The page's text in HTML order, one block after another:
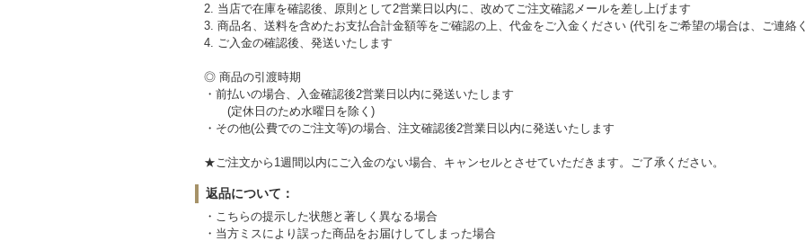
2. 当店で在庫を確認後、原則として2営業日以内に、改めてご注文確認メールを差し上げます
3. 商品名、送料を含めたお支払合計金額等をご確認の上、代金をご入金ください (代引をご希望の場合は、ご連絡
4. ご入金の確認後、発送いたします
◎ 商品の引渡時期
・前払いの場合、入金確認後2営業日以内に発送いたします
(定休日のため水曜日を除く)
・その他(公費でのご注文等)の場合、注文確認後2営業日以内に発送いたします
★ご注文から1週間以内にご入金のない場合、キャンセルとさせていただきます。ご了承ください。
返品について：
・こちらの提示した状態と著しく異なる場合
・当方ミスにより誤った商品をお届けしてしまった場合